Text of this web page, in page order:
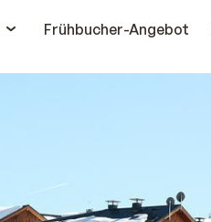
Frühbucher-Angebot